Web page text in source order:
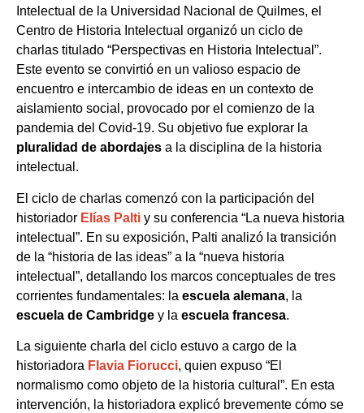
Intelectual de la Universidad Nacional de Quilmes, el
Centro de Historia Intelectual organizó un ciclo de
charlas titulado “Perspectivas en Historia Intelectual”.
Este evento se convirtió en un valioso espacio de
encuentro e intercambio de ideas en un contexto de
aislamiento social, provocado por el comienzo de la
pandemia del Covid-19. Su objetivo fue explorar la
pluralidad de abordajes a la disciplina de la historia
intelectual.
El ciclo de charlas comenzó con la participación del
historiador Elías Palti y su conferencia “La nueva historia
intelectual”. En su exposición, Palti analizó la transición
de la “historia de las ideas” a la “nueva historia
intelectual”, detallando los marcos conceptuales de tres
corrientes fundamentales: la escuela alemana, la
escuela de Cambridge y la escuela francesa.
La siguiente charla del ciclo estuvo a cargo de la
historiadora Flavia Fiorucci, quien expuso “El
normalismo como objeto de la historia cultural”. En esta
intervención, la historiadora explicó brevemente cómo se